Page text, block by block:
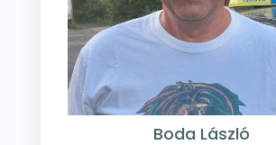
Boda László